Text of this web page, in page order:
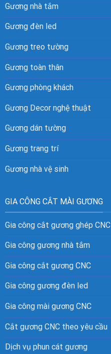
Gương nhà tắm
Gương đèn led
Gương treo tường
Gương toàn thân
Gương phòng khách
Gương Decor nghệ thuật
Gương dán tường
Gương trang trí
Gương nhà vệ sinh
GIA CÔNG CẮT MÀI GƯƠNG
Gia công cắt gương ghép CNC
Gia công gương nhà tắm
Gia công cắt gương CNC
Gia công gương đèn led
Gia công mài gương CNC
Cắt gương CNC theo yêu cầu
Dịch vụ phun cát gương